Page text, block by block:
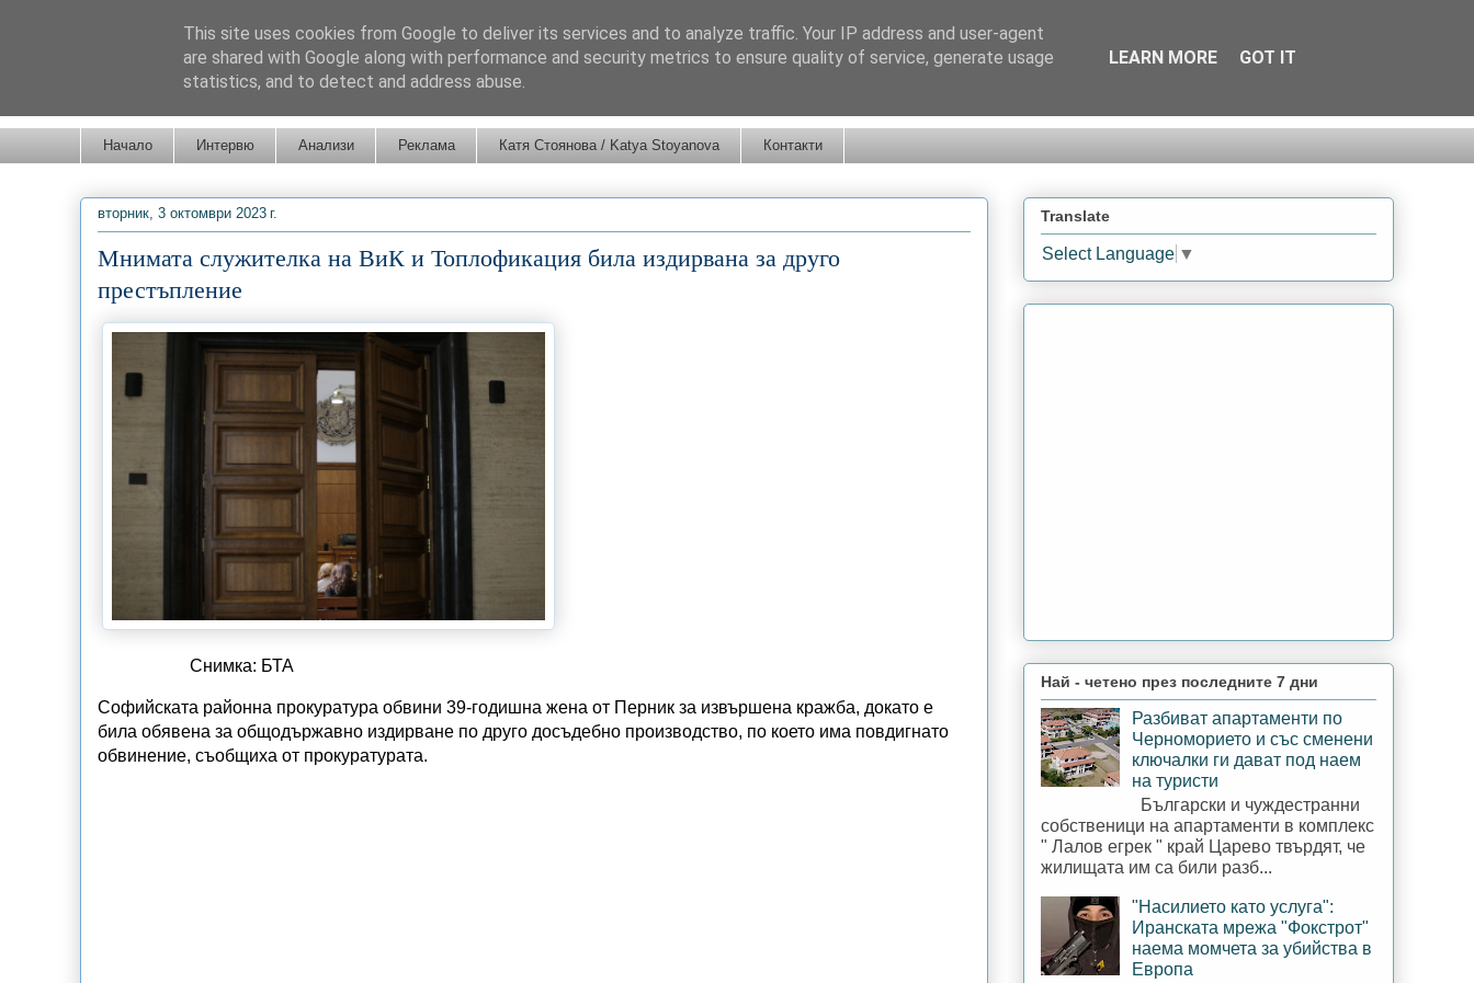
Начало Интервю Анализи Реклама Катя Стоянова / Katya Stoyanova Контакти
вторник, 3 октомври 2023 г.
Мнимата служителка на ВиК и Топлофикация била издирвана за друго
престъпление
Снимка: БТА
Софийската районна прокуратура обвини 39-годишна жена от Перник за извършена кражба, докато е
била обявена за общодържавно издирване по друго досъдебно производство, по което има повдигнато
обвинение, съобщиха от прокуратурата.
Translate
Select Language ▼
Най - четено през последните 7 дни
Разбиват апартаменти по
Черноморието и със сменени
ключалки ги дават под наем
на туристи
Български и чуждестранни
собственици на апартаменти в комплекс
" Лалов егрек " край Царево твърдят, че
жилищата им са били разб...
"Насилието като услуга":
Иранската мрежа "Фокстрот"
наема момчета за убийства в
Европа
This site uses cookies from Google to deliver its services and to analyze traffic. Your IP address and user-agent
are shared with Google along with performance and security metrics to ensure quality of service, generate usage
statistics, and to detect and address abuse.
LEARN MORE GOT IT